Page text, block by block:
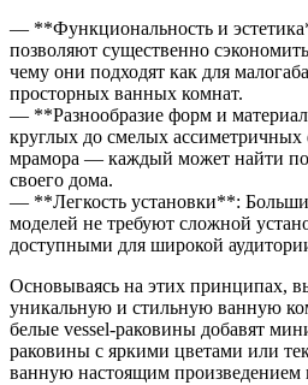
— **Функциональность и
позволяют существенно
чему они подходят как для
просторных ванных комнат.
— **Разнообразие форм и
круглых до смелых
мрамора — каждый может найти
своего дома.
— **Легкость установки**:
моделей не требуют сложной
доступными для широкой
Основываясь на этих принципах,
уникальную и стильную ванную
белые vessel-раковины добавят
раковины с яркими цветами или
ванную настоящим произведением